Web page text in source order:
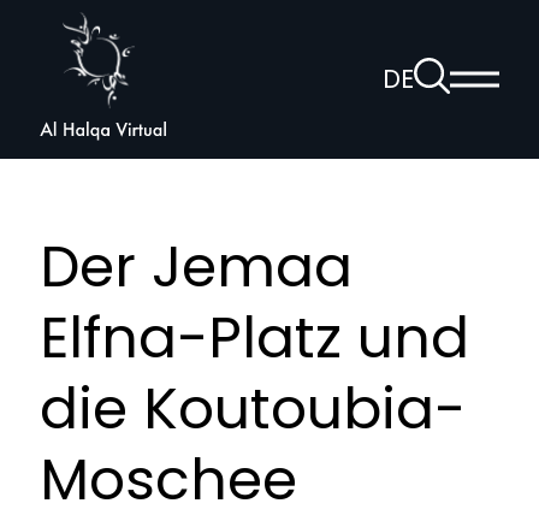
Halqa
DEZur
Suchseite
Der Jemaa
Elfna-Platz und
die Koutoubia-
Moschee